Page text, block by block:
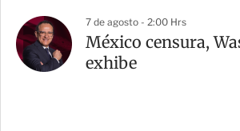
7 de agosto - 2:00 Hrs
México censura,
exhibe